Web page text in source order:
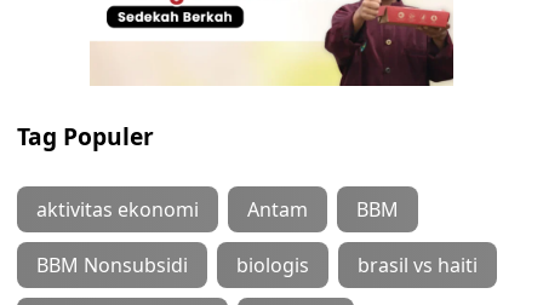
Tag Populer
aktivitas ekonomi Antam BBM
BBM Nonsubsidi biologis brasil vs haiti